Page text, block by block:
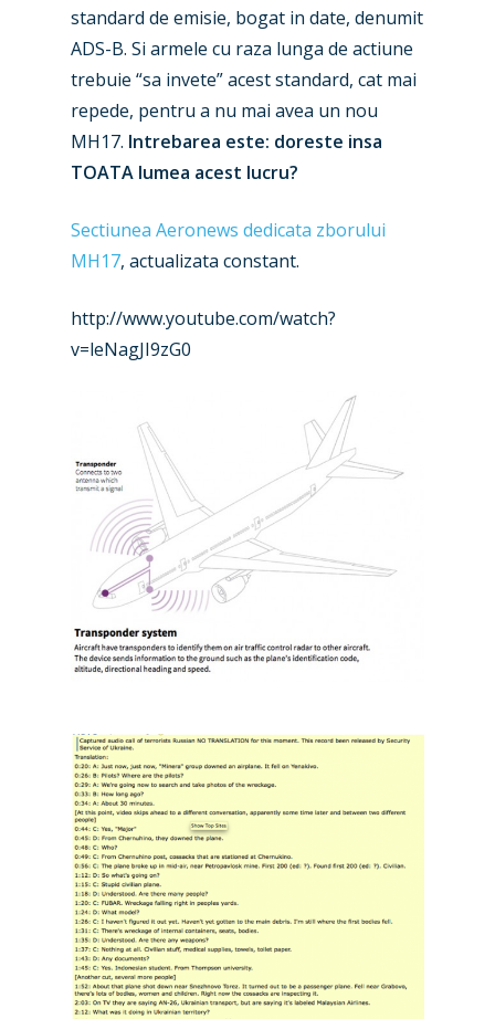
standard de emisie, bogat in date, denumit
ADS-B. Si armele cu raza lunga de actiune
trebuie “sa invete” acest standard, cat mai
repede, pentru a nu mai avea un nou
MH17. Intrebarea este: doreste insa
TOATA lumea acest lucru?
Sectiunea Aeronews dedicata zborului
MH17, actualizata constant.
http://www.youtube.com/watch?
v=leNagJI9zG0